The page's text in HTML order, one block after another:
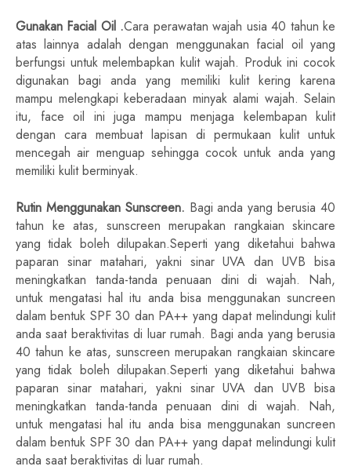
Gunakan Facial Oil .Cara perawatan wajah usia 40 tahun ke
atas lainnya adalah dengan menggunakan facial oil yang
berfungsi untuk melembapkan kulit wajah. Produk ini cocok
digunakan bagi anda yang memiliki kulit kering karena
mampu melengkapi keberadaan minyak alami wajah. Selain
itu, face oil ini juga mampu menjaga kelembapan kulit
dengan cara membuat lapisan di permukaan kulit untuk
mencegah air menguap sehingga cocok untuk anda yang
memiliki kulit berminyak.
Rutin Menggunakan Sunscreen. Bagi anda yang berusia 40
tahun ke atas, sunscreen merupakan rangkaian skincare
yang tidak boleh dilupakan.Seperti yang diketahui bahwa
paparan sinar matahari, yakni sinar UVA dan UVB bisa
meningkatkan tanda-tanda penuaan dini di wajah. Nah,
untuk mengatasi hal itu anda bisa menggunakan suncreen
dalam bentuk SPF 30 dan PA++ yang dapat melindungi kulit
anda saat beraktivitas di luar rumah. Bagi anda yang berusia
40 tahun ke atas, sunscreen merupakan rangkaian skincare
yang tidak boleh dilupakan.Seperti yang diketahui bahwa
paparan sinar matahari, yakni sinar UVA dan UVB bisa
meningkatkan tanda-tanda penuaan dini di wajah. Nah,
untuk mengatasi hal itu anda bisa menggunakan suncreen
dalam bentuk SPF 30 dan PA++ yang dapat melindungi kulit
anda saat beraktivitas di luar rumah.